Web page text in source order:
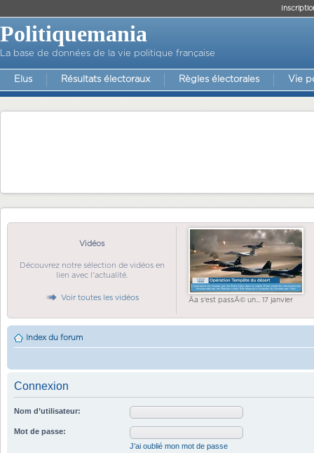
Politiquemania
La base de données de la vie politique française
Elus Résultats électoraux Règles électorales Vie
Vidéos
Découvrez notre sélection de vidéos en
lien avec l'actualité.
Voir toutes les vidéos Ãa s'est passÃ© un... 17 janvier
Index du forum
Connexion
Nom d’utilisateur:
Mot de passe:
J’ai oublié mon mot de passe